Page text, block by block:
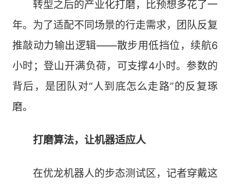
转型之后的产业化打磨，比预想多花了一
年。为了适配不同场景的行走需求，团队反复
推敲动力输出逻辑——散步用低挡位，续航6
小时；登山开满负荷，可支撑4小时。参数的
背后，是团队对“人到底怎么走路”的反复琢
磨。
打磨算法，让机器适应人
在优龙机器人的步态测试区，记者穿戴这